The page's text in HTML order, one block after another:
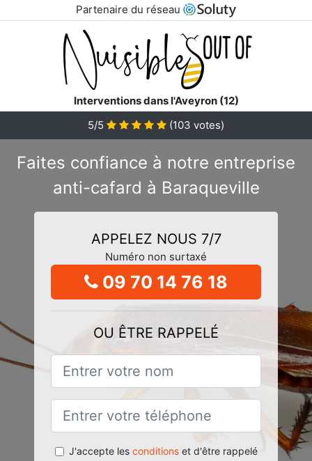
Partenaire du réseau
Interventions dans l'Aveyron (12)
5/5
(103 votes)
Faites confiance à notre entreprise
anti-cafard à Baraqueville
APPELEZ NOUS 7/7
Numéro non surtaxé
09 70 14 76 18
OU ÊTRE RAPPELÉ
J'accepte les conditionset d'être rappelé